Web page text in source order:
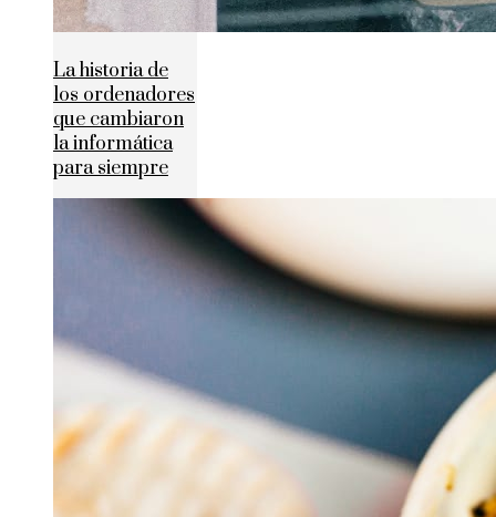
La historia de
los ordenadores
que cambiaron
la informática
para siempre